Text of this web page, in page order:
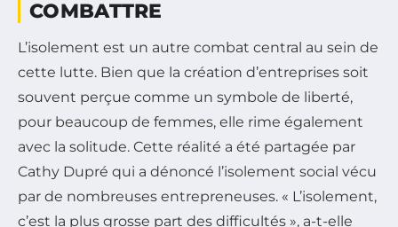
COMBATTRE
L’isolement est un autre combat central au sein de
cette lutte. Bien que la création d’entreprises soit
souvent perçue comme un symbole de liberté,
pour beaucoup de femmes, elle rime également
avec la solitude. Cette réalité a été partagée par
Cathy Dupré qui a dénoncé l’isolement social vécu
par de nombreuses entrepreneuses. « L’isolement,
c’est la plus grosse part des difficultés », a-t-elle